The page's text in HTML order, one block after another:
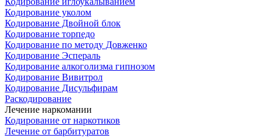
Кодирование уколом
Кодирование Двойной блок
Кодирование торпедо
Кодирование по методу Довженко
Кодирование Эспераль
Кодирование алкоголизма гипнозом
Кодирование Вивитрол
Кодирование Дисульфирам
Раскодирование
Лечение наркомании
Кодирование от наркотиков
Лечение от барбитуратов